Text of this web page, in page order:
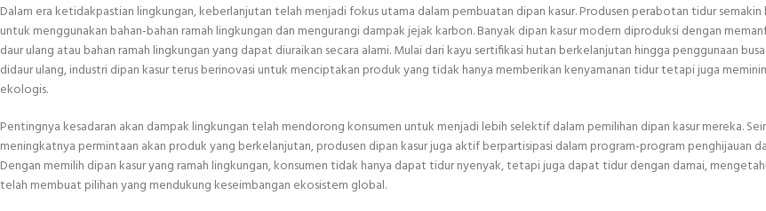
Dalam era ketidakpastian lingkungan, keberlanjutan telah menjadi fokus utama dalam pembuatan dipan kasur. Produsen perabotan tidur
untuk menggunakan bahan-bahan ramah lingkungan dan mengurangi dampak jejak karbon. Banyak dipan kasur modern diproduksi dengan
daur ulang atau bahan ramah lingkungan yang dapat diuraikan secara alami. Mulai dari kayu sertifikasi hutan berkelanjutan hingga penggunaan
didaur ulang, industri dipan kasur terus berinovasi untuk menciptakan produk yang tidak hanya memberikan kenyamanan tidur tetapi juga
ekologis.
Pentingnya kesadaran akan dampak lingkungan telah mendorong konsumen untuk menjadi lebih selektif dalam pemilihan dipan kasur mereka.
meningkatnya permintaan akan produk yang berkelanjutan, produsen dipan kasur juga aktif berpartisipasi dalam program-program penghijauan
Dengan memilih dipan kasur yang ramah lingkungan, konsumen tidak hanya dapat tidur nyenyak, tetapi juga dapat tidur dengan damai,
telah membuat pilihan yang mendukung keseimbangan ekosistem global.